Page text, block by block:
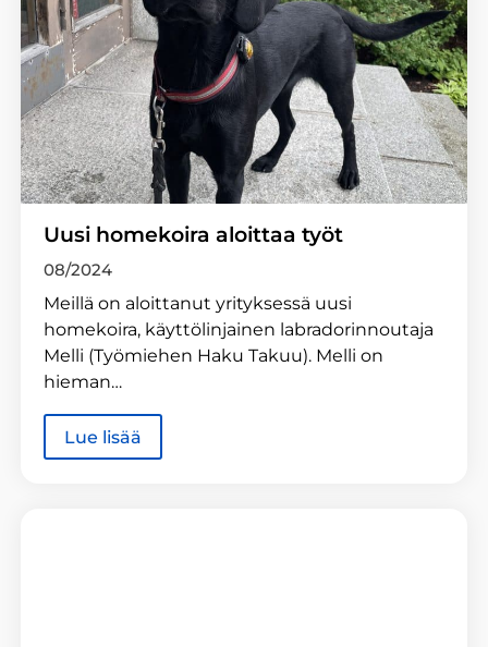
Uusi homekoira aloittaa työt
08/2024
Meillä on aloittanut yrityksessä uusi
homekoira, käyttölinjainen labradorinnoutaja
Melli (Työmiehen Haku Takuu). Melli on
hieman…
Lue lisää